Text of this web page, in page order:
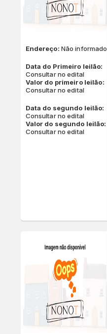
Endereço: Não informado
Data do Primeiro leilão:
Consultar no edital
Valor do primeiro leilão:
Consultar no edital
Data do segundo leilão:
Consultar no edital
Valor do segundo leilão:
Consultar no edital